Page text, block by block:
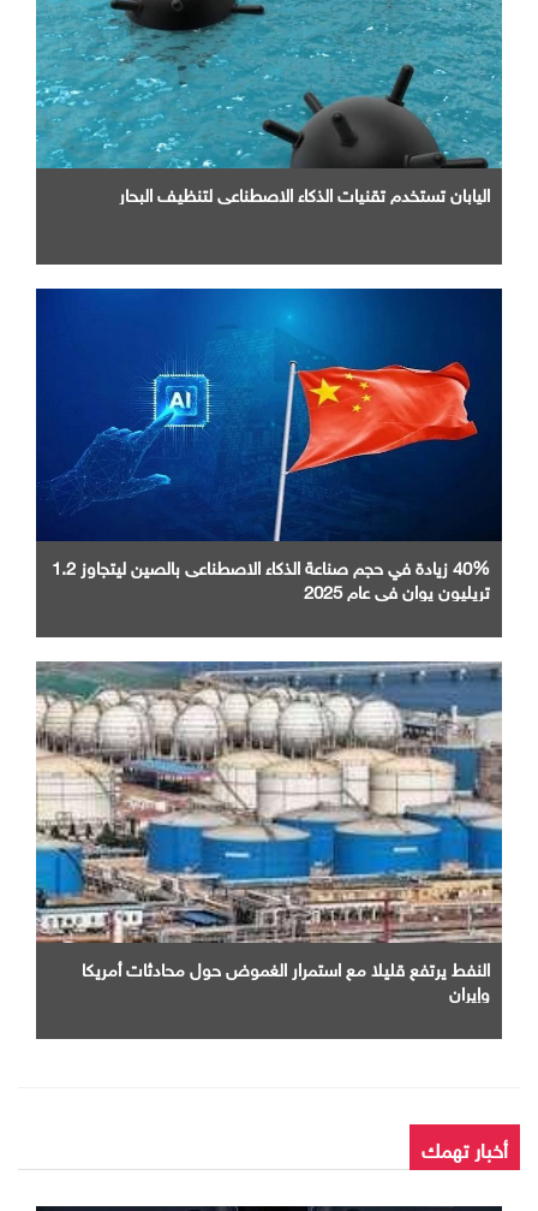
اليابان تستخدم تقنيات الذكاء الاصطناعي لتنظيف البحار
40% زيادة في حجم صناعة الذكاء الاصطناعى بالصين ليتجاوز 1.2
تريليون يوان في عام 2025
النفط يرتفع قليلا مع استمرار الغموض حول محادثات أمريكا
وإيران
أخبار تهمك